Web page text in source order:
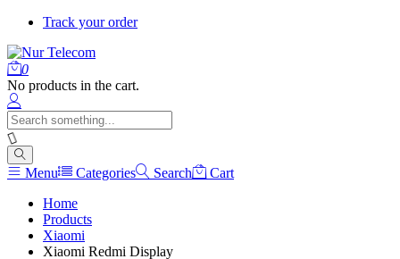
Track your order
0
No products in the cart.
Menu Categories Search
Cart
Home
Products
Xiaomi
Xiaomi Redmi Display